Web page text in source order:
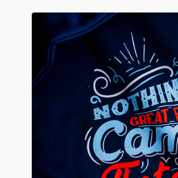
Accesorios
Aplicaciones y Parches
Blusas y Camisas
Callaway
Camisas Outdoors
Deportivas